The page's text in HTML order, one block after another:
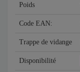
Poids
Code EAN:
Trappe de vidange
Disponibilité